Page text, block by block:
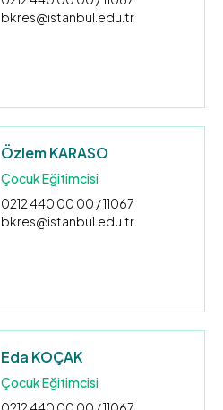
bkres@istanbul.edu.tr
Özlem KARASO
Çocuk Eğitimcisi
0212 440 00 00 / 11067
bkres@istanbul.edu.tr
Eda KOÇAK
Çocuk Eğitimcisi